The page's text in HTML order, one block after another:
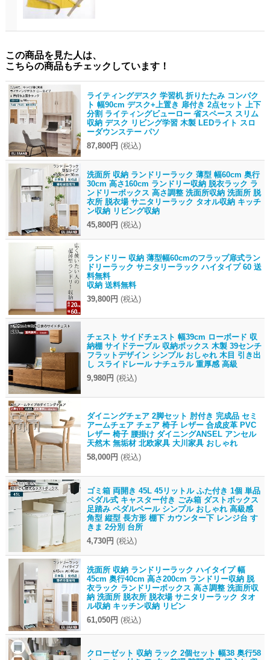
この商品を見た人は、
こちらの商品もチェックしています！
ライティングデスク 学習机 折りたたみ コンパク
ト 幅90cm デスク+上置き 扉付き 2点セット 上下
分割 ライティングビューロー 省スペース スリム
収納 デスク リビング学習 木製 LEDライト スロ
ーダウンステー パソ
87,800円 (税込)
洗面所 収納 ランドリーラック 薄型 幅60cm 奥行
30cm 高さ160cm ランドリー収納 脱衣ラック ラ
ンドリーボックス 高さ調整 洗面所収納 洗面所 脱
衣所 脱衣場 サニタリーラック タオル収納 キッチ
ン収納 リビング収納
45,800円 (税込)
ランドリー 収納 薄型幅60cmのフラップ扉式ラン
ドリーラック サニタリーラック ハイタイプ 60 送
料無料
収納 送料無料
39,800円 (税込)
チェスト サイドチェスト 幅39cm ローボード 収
納棚 サイドテーブル 収納ボックス 木製 39センチ
フラットデザイン シンプル おしゃれ 木目 引き出
し スライドレール ナチュラル 重厚感 高級
9,980円 (税込)
ダイニングチェア 2脚セット 肘付き 完成品 セミ
アームチェア チェア 椅子 レザー 合成皮革 PVC
レザー 椅子 腰掛け ダイニングANSEL アンセル
天然木 無垢材 北欧家具 大川家具 おしゃれ
58,000円 (税込)
ゴミ箱 両開き 45L 45リットル ふた付き 1個 単品
ペダル式 キャスター付き ごみ箱 ダストボックス
足踏み ペダルペール シンプル おしゃれ 高級感
角型 縦型 長方形 棚下 カウンター下 レンジ台 す
きま 2分別 台所
4,730円 (税込)
洗面所 収納 ランドリーラック ハイタイプ 幅
45cm 奥行40cm 高さ200cm ランドリー収納 脱
衣ラック ランドリーボックス 高さ調整 洗面所収
納 洗面所 脱衣所 脱衣場 サニタリーラック タオ
ル収納 キッチン収納 リビン
61,050円 (税込)
クローゼット 収納 ラック 2個セット 幅38 奥行58